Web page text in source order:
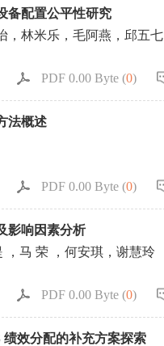
备配置公平性研究
，林米乐，毛阿燕，邱五七
PDF 0.00 Byte (0)
法概述
PDF 0.00 Byte (0)
影响因素分析
，马 荣 ，何安琪，谢慧玲
PDF 0.00 Byte (0)
效分配的补充方案探索